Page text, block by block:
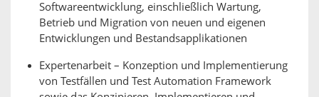
Softwareentwicklung, einschließlich Wartung,
Betrieb und Migration von neuen und eigenen
Entwicklungen und Bestandsapplikationen
Expertenarbeit – Konzeption und Implementierung
von Testfällen und Test Automation Framework